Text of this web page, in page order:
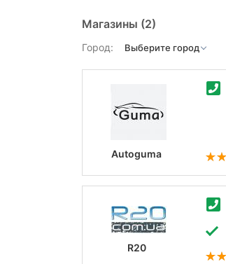
Магазины (2)
Город:
Autoguma
R20